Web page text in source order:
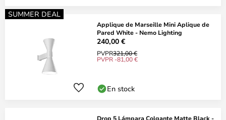
SUMMER DEAL
Applique de Marseille Mini Aplique de
Pared White - Nemo Lighting
240,00 €
PVPR321,00 €
PVPR -81,00 €
En stock
Drop 5 Lámpara Colgante Matte Black -